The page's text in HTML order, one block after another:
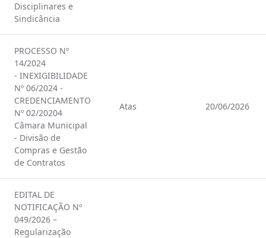
Disciplinares e
Sindicância
PROCESSO Nº
14/2024
- INEXIGIBILIDADE
Nº 06/2024 -
CREDENCIAMENTO
Nº 02/20204
Câmara Municipal
- Divisão de
Compras e Gestão
de Contratos
Atas 20/06/2026
EDITAL DE
NOTIFICAÇÃO Nº
049/2026 –
Regularização